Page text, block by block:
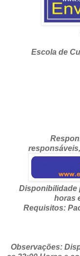
Escola de
Disponibilidade
horas
Requisitos:
Observações: